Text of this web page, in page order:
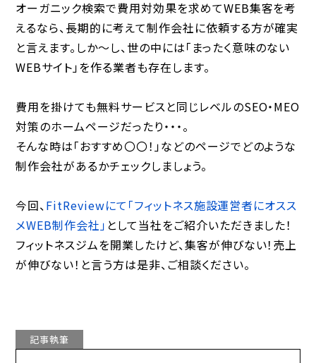
オーガニック検索で費用対効果を求めてWEB集客を考
えるなら、長期的に考えて制作会社に依頼する方が確実
と言えます。しか〜し、世の中には「まったく意味のない
WEBサイト」を作る業者も存在します。
費用を掛けても無料サービスと同じレベルのSEO・MEO
対策のホームページだったり・・・。
そんな時は「おすすめ〇〇！」などのページでどのような
制作会社があるかチェックしましょう。
今回、FitReviewにて「フィットネス施設運営者にオスス
メWEB制作会社」 として当社をご紹介いただきました！
フィットネスジムを開業したけど、集客が伸びない！売上
が伸びない！と言う方は是非、ご相談ください。
記事執筆